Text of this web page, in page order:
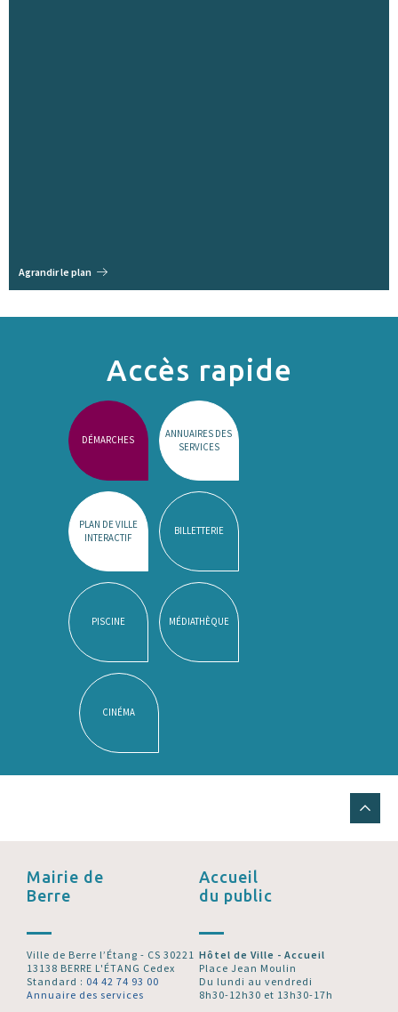
Agrandir le plan
Accès rapide
DÉMARCHES
ANNUAIRES DES
SERVICES
PLAN DE VILLE
INTERACTIF
BILLETTERIE
PISCINE MÉDIATHÈQUE
CINÉMA
Mairie de
Berre
Ville de Berre l’Étang - CS 30221
13138 BERRE L'ÉTANG Cedex
Standard : 04 42 74 93 00
Annuaire des services
Accueil
du public
Hôtel de Ville - Accueil
Place Jean Moulin
Du lundi au vendredi
8h30-12h30 et 13h30-17h